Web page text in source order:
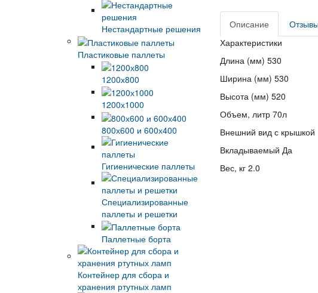
Нестандартные решения
Пластиковые паллеты
1200х800
1200х1000
800х600 и 600х400
Гигиенические паллеты
Специализированные
паллеты и решетки
Паллетные борта
Контейнер для сбора и
хранения ртутных ламп
Описание
Характеристики
Длина (мм) 530
Ширина (мм) 530
Высота (мм) 520
Объем, литр 70л
Внешний вид с крышкой
Вкладываемый Да
Вес, кг 2.0